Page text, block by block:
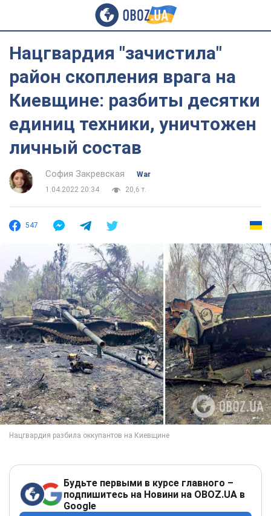
Нацгвардия "зачистила"
район скопления врага на
Киевщине: разбиты десятки
единиц техники, уничтожен
личный состав
София Закревская
War
1.04.2022 20:34
20,6 т.
547
Будьте первыми в курсе главного –
подпишитесь на Новини на OBOZ.UA в
Google